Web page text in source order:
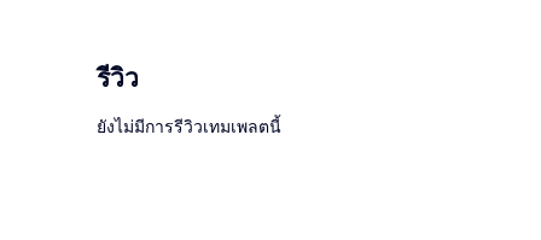
รีวิว
ยังไม่มีการรีวิวเทมเพลตนี้